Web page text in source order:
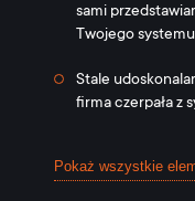
sami
Twojego
Stale
firma czerpała z
Pokaż wszystkie